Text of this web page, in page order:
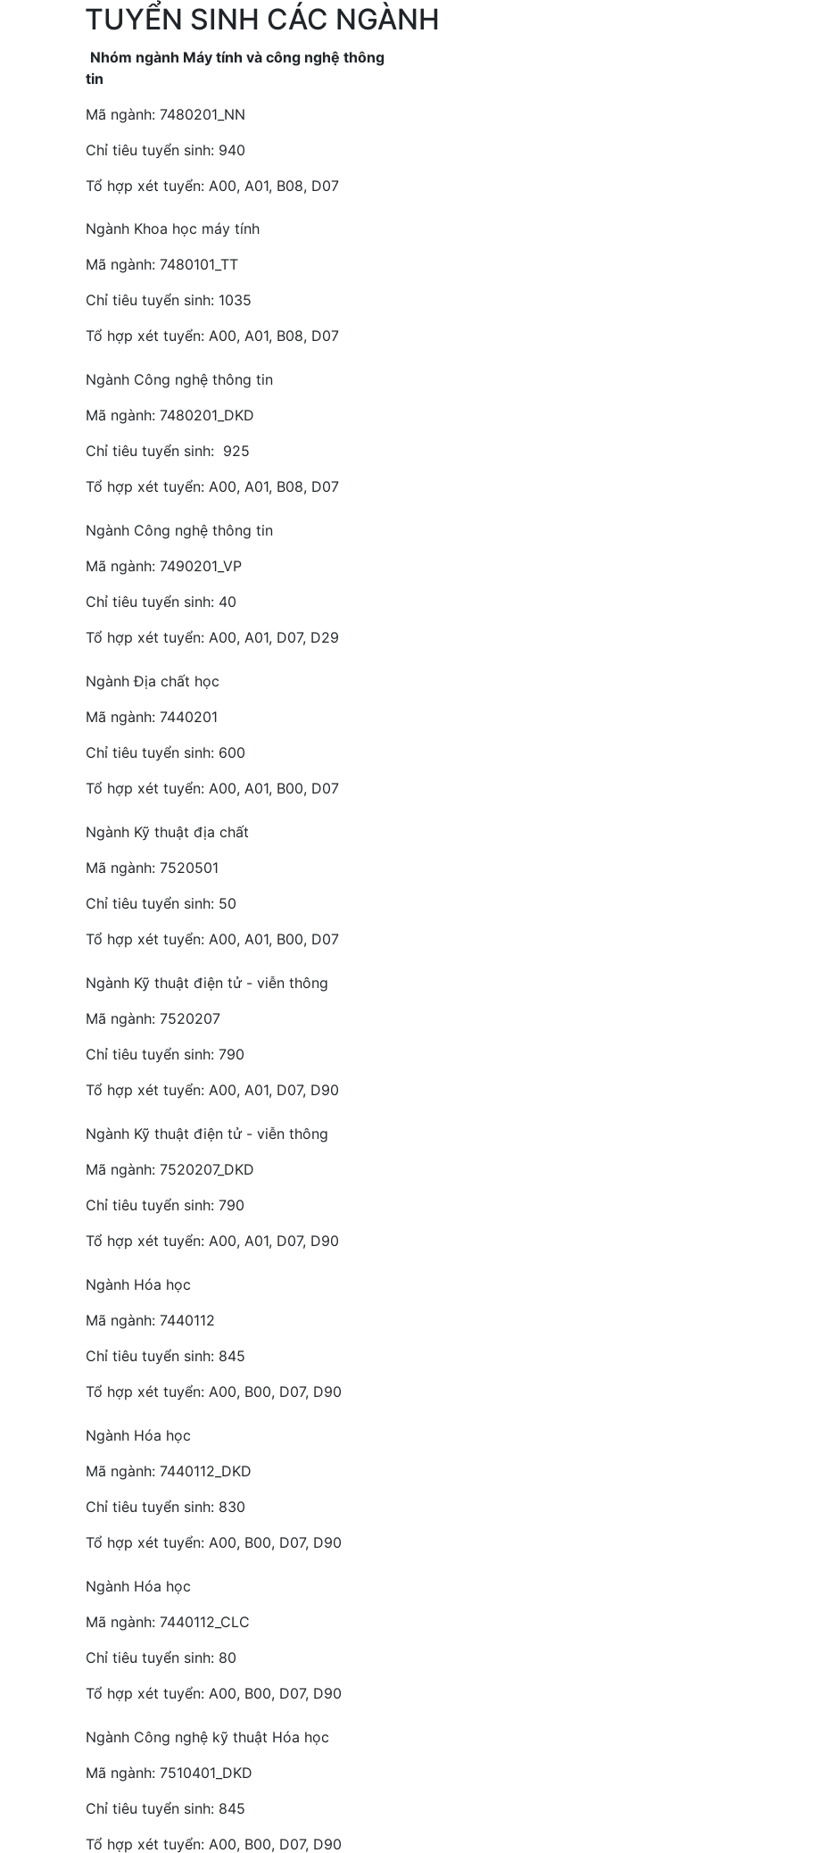
TUYỂN SINH CÁC NGÀNH
Nhóm ngành Máy tính và công nghệ thông
tin
Mã ngành: 7480201_NN
Chỉ tiêu tuyển sinh: 940
Tổ hợp xét tuyển: A00, A01, B08, D07
Ngành Khoa học máy tính
Mã ngành: 7480101_TT
Chỉ tiêu tuyển sinh: 1035
Tổ hợp xét tuyển: A00, A01, B08, D07
Ngành Công nghệ thông tin
Mã ngành: 7480201_DKD
Chỉ tiêu tuyển sinh: 925
Tổ hợp xét tuyển: A00, A01, B08, D07
Ngành Công nghệ thông tin
Mã ngành: 7490201_VP
Chỉ tiêu tuyển sinh: 40
Tổ hợp xét tuyển: A00, A01, D07, D29
Ngành Địa chất học
Mã ngành: 7440201
Chỉ tiêu tuyển sinh: 600
Tổ hợp xét tuyển: A00, A01, B00, D07
Ngành Kỹ thuật địa chất
Mã ngành: 7520501
Chỉ tiêu tuyển sinh: 50
Tổ hợp xét tuyển: A00, A01, B00, D07
Ngành Kỹ thuật điện tử - viễn thông
Mã ngành: 7520207
Chỉ tiêu tuyển sinh: 790
Tổ hợp xét tuyển: A00, A01, D07, D90
Ngành Kỹ thuật điện tử - viễn thông
Mã ngành: 7520207_DKD
Chỉ tiêu tuyển sinh: 790
Tổ hợp xét tuyển: A00, A01, D07, D90
Ngành Hóa học
Mã ngành: 7440112
Chỉ tiêu tuyển sinh: 845
Tổ hợp xét tuyển: A00, B00, D07, D90
Ngành Hóa học
Mã ngành: 7440112_DKD
Chỉ tiêu tuyển sinh: 830
Tổ hợp xét tuyển: A00, B00, D07, D90
Ngành Hóa học
Mã ngành: 7440112_CLC
Chỉ tiêu tuyển sinh: 80
Tổ hợp xét tuyển: A00, B00, D07, D90
Ngành Công nghệ kỹ thuật Hóa học
Mã ngành: 7510401_DKD
Chỉ tiêu tuyển sinh: 845
Tổ hợp xét tuyển: A00, B00, D07, D90